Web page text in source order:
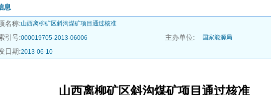
息
名称:山西离柳矿区斜沟煤矿项目通过核准
引号:000019705-2013-06006 主办单位: 国家能源局
日期:2013-06-10
山西离柳矿区斜沟煤矿项目通过核准